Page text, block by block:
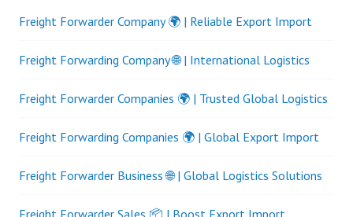
Freight Forwarder Company 🌍 | Reliable Export Import
Freight Forwarding Company 🌐 | International Logistics
Freight Forwarder Companies 🌍 | Trusted Global Logistics
Freight Forwarding Companies 🌍 | Global Export Import
Freight Forwarder Business 🌐 | Global Logistics Solutions
Freight Forwarder Sales 📦 | Boost Export Import